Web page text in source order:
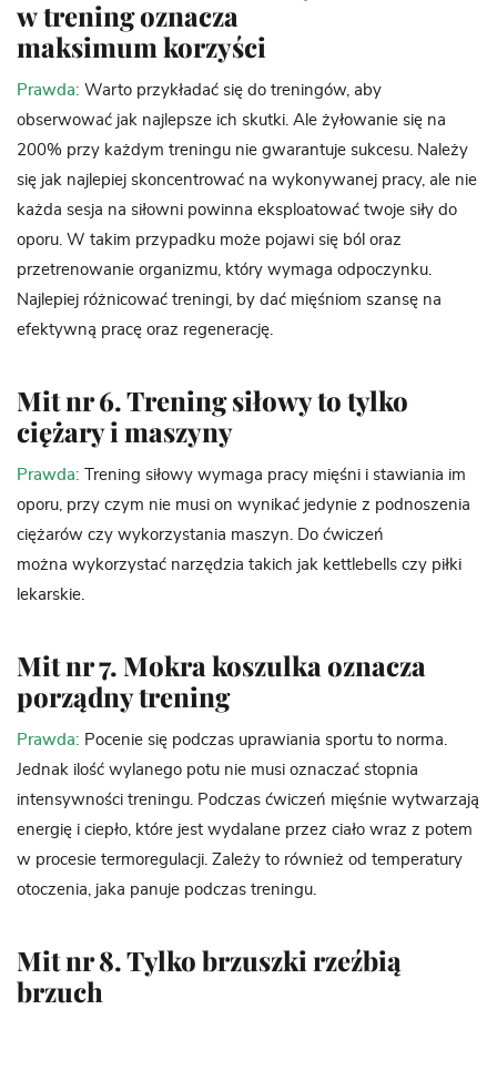
w trening oznacza
maksimumkorzyści
Prawda: Warto przykładać się do treningów, aby
obserwować jak najlepsze ich skutki. Ale żyłowanie się na
200% przy każdym treningu nie gwarantuje sukcesu. Należy
się jak najlepiej skoncentrować na wykonywanej pracy, ale nie
każda sesja na siłowni powinna eksploatować twoje siły do
oporu. W takim przypadku może pojawi się ból oraz
przetrenowanie organizmu, który wymaga odpoczynku.
Najlepiej różnicować treningi, by dać mięśniom szansę na
efektywną pracę oraz regenerację.
Mit nr 6. Trening siłowy to tylko
ciężary i maszyny
Prawda:
Trening siłowy wymaga pracy mięśni i stawiania im
oporu, przy czym nie musi on wynikać jedynie z podnoszenia
ciężarów czy wykorzystania maszyn. Do ćwiczeń
można wykorzystać narzędzia takich jak kettlebells czy piłki
lekarskie.
Mit nr 7. Mokra koszulka oznacza
porządny trening
Prawda: Pocenie się podczas uprawiania sportu to norma.
Jednak ilość wylanego potu nie musi oznaczać stopnia
intensywności treningu. Podczas ćwiczeń mięśnie wytwarzają
energię i ciepło, które jest wydalane przez ciało wraz z potem
w procesie termoregulacji. Zależy to również od temperatury
otoczenia, jaka panuje podczas treningu.
Mit nr 8. Tylko brzuszki rzeźbią
brzuch